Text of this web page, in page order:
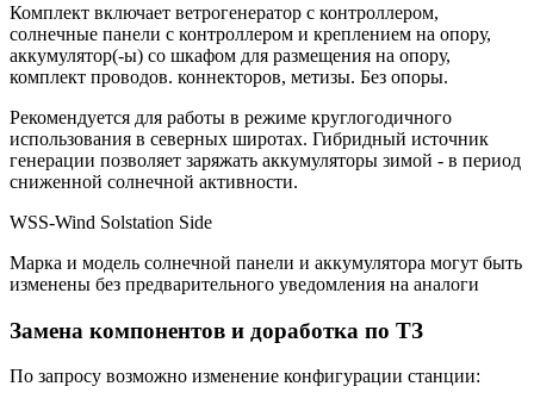
Комплект включает ветрогенератор с контроллером,
солнечные панели с контроллером и креплением на опору,
аккумулятор(-ы) со шкафом для размещения на опору,
комплект проводов. коннекторов, метизы. Без опоры.
Рекомендуется для работы в режиме круглогодичного
использования в северных широтах. Гибридный источник
генерации позволяет заряжать аккумуляторы зимой - в период
сниженной солнечной активности.
WSS-Wind Solstation Side
Марка и модель солнечной панели и аккумулятора могут быть
изменены без предварительного уведомления на аналоги
Замена компонентов и доработка по ТЗ
По запросу возможно изменение конфигурации станции: